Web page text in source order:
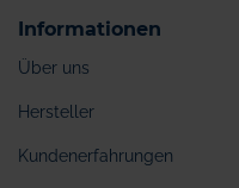
Informationen
Über uns
Hersteller
Kundenerfahrungen